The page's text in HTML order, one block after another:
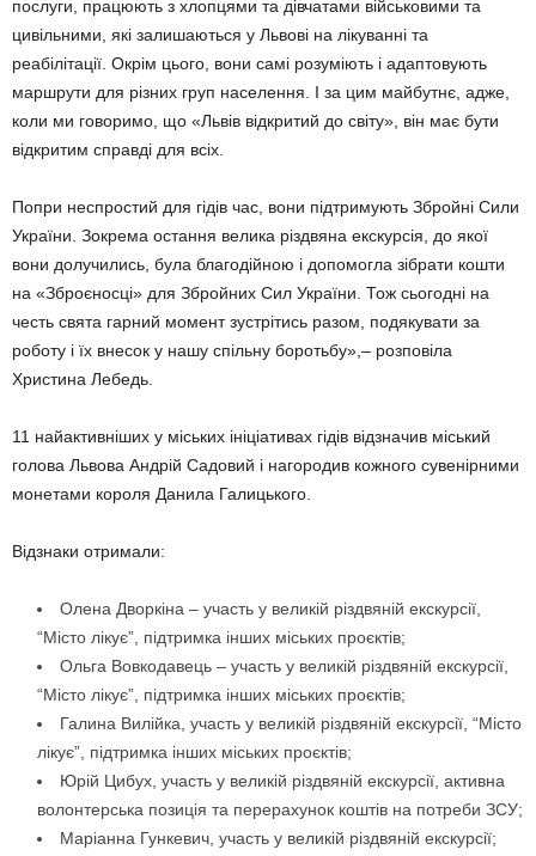
послуги, працюють з хлопцями та дівчатами військовими та
цивільними, які залишаються у Львові на лікуванні та
реабілітації. Окрім цього, вони самі розуміють і адаптовують
маршрути для різних груп населення. І за цим майбутнє, адже,
коли ми говоримо, що «Львів відкритий до світу», він має бути
відкритим справді для всіх.
Попри неспростий для гідів час, вони підтримують Збройні Сили
України. Зокрема остання велика різдвяна екскурсія, до якої
вони долучились, була благодійною і допомогла зібрати кошти
на «Зброєносці» для Збройних Сил України. Тож сьогодні на
честь свята гарний момент зустрітись разом, подякувати за
роботу і їх внесок у нашу спільну боротьбу»,– розповіла
Христина Лебедь.
11 найактивніших у міських ініціативах гідів відзначив міський
голова Львова Андрій Садовий і нагородив кожного сувенірними
монетами короля Данила Галицького.
Відзнаки отримали:
Олена Дворкіна – участь у великій різдвяній екскурсії,
“Місто лікує”, підтримка інших міських проєктів;
Ольга Вовкодавець – участь у великій різдвяній екскурсії,
“Місто лікує”, підтримка інших міських проєктів;
Галина Вилійка, участь у великій різдвяній екскурсії, “Місто
лікує”, підтримка інших міських проєктів;
Юрій Цибух, участь у великій різдвяній екскурсії, активна
волонтерська позиція та перерахунок коштів на потреби ЗСУ;
Маріанна Гункевич, участь у великій різдвяній екскурсії;